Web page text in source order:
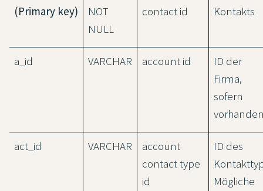
(Primary key)
NOT
NULL
contact id
Kontakts
a_id VARCHAR account id
ID der
Firma,
sofern
act_id VARCHAR
account
contact type
id
ID des
Mögliche